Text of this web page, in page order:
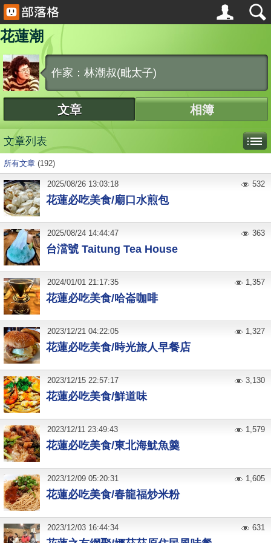
花蓮潮
作家：林潮叔(毗太子)
文章 相簿
文章列表
所有文章 (192)
花蓮必吃美食/廟口水煎包
2025/08/26 13:03:18 532
台澢號 Taitung Tea House
2025/08/24 14:44:47 363
花蓮必吃美食/哈崙咖啡
2024/01/01 21:17:35 1,357
花蓮必吃美食/時光旅人早餐店
2023/12/21 04:22:05 1,327
花蓮必吃美食/鮮道味
2023/12/15 22:57:17 3,130
花蓮必吃美食/東北海魷魚羹
2023/12/11 23:49:43 1,579
花蓮必吃美食/春龍福炒米粉
2023/12/09 05:20:31 1,605
2023/12/03 16:44:34 631